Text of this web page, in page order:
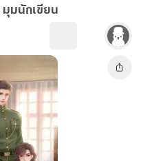
มุมนักเขียน